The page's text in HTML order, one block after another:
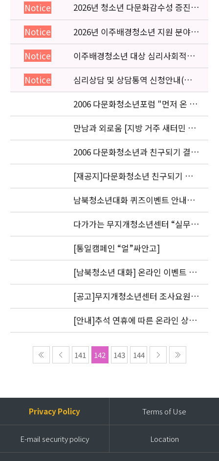
Notice
2026년 청소년 다문화감수성 증진
프로그램 「다가감」신청기관 안내
Notice
2026년 이주배경청소년 지원 분야
종사자 역량강화 교육 일정 안내
Notice
이주배경청소년 대상 심리사회적응
검사 연수동영상 개편 안내
Notice
심리상담 및 상담통역 신청안내(의뢰
서첨부)
2006 다문화청소년포럼 "먼저 온 미
래" 개최 안내
만남과 외로움 [지방 거주 새터민 청
소년의 적응과 과제] 세미나.
2006 다문화청소년과 친구되기 결과
발표 안내
[재공지]다문화청소년 친구되기 공
모전 결과발표 연기 안내
남북청소년대화 퀴즈이벤트 안내입
니다.
다가가는 무지개청소년센터 “실무자
워크숍” 안내 및 신청
[통일캠페인 “얼”싸안고]
[남북청소년 대화] 온라인 이벤트 1
차 도토리를 지급했습니다.
[공고]무지개청소년센터 조사요원
모집
[안내]추석 연휴에 따른 온라인 상담
답변 처리 방침
141 142 143 144
Privacy Policy Terms of Use
E-mail security policy Location